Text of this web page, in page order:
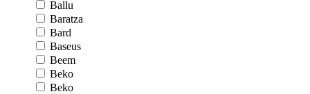
Ballu
Baratza
Bard
Baseus
Beem
Beko
Beko